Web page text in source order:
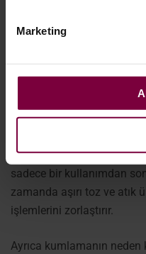
Marketing
kaplamalar için güvenli,
yeniden kullanılabilen
Aşındırıcı, tek
kumlama makinelerinin
alaşım jant onarımı için
sadece bir kullanımdan
zamanda aşırı toz ve atık
işlemlerini zorlaştırır.
Ayrıca kumlamanın